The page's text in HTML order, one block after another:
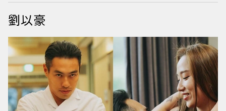
劉以豪